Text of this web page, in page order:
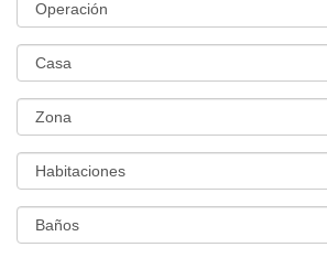
Tipo
de
Inmueble
Zona
Habitaciones
Banos